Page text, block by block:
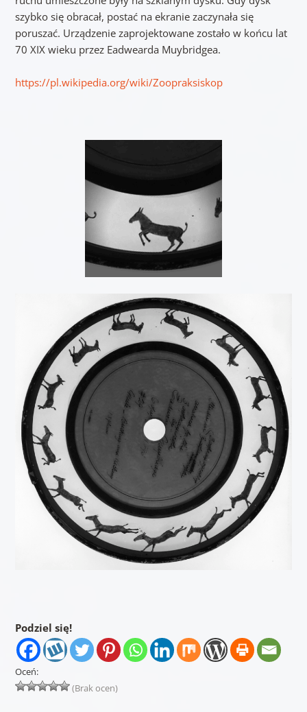
szybko się obracał, postać na ekranie zaczynała się
poruszać. Urządzenie zaprojektowane zostało w końcu lat
70 XIX wieku przez Eadwearda Muybridgea.
https://pl.wikipedia.org/wiki/Zoopraksiskop
Podziel się!
Oceń:
(Brak ocen)